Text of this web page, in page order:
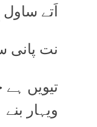
اَتے ساول
نت پانی
تیویں
ویہار بنے